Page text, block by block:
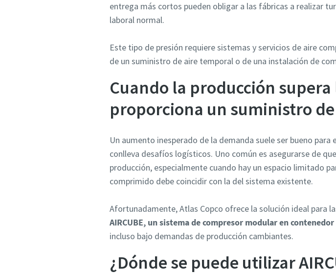
entrega más cortos pueden obligar a las fábricas a realizar
laboral normal.
Este tipo de presión requiere sistemas y servicios de aire
de un suministro de aire temporal o de una instalación de
Cuando la producción supera
proporciona un suministro
Un aumento inesperado de la demanda suele ser bueno
conlleva desafíos logísticos. Uno común es asegurarse de
producción, especialmente cuando hay un espacio limitado
comprimido debe coincidir con la del sistema existente.
Afortunadamente, Atlas Copco ofrece la solución ideal para
AIRCUBE, un sistema de compresor modular en contenedor
incluso bajo demandas de producción cambiantes.
¿Dónde se puede utilizar